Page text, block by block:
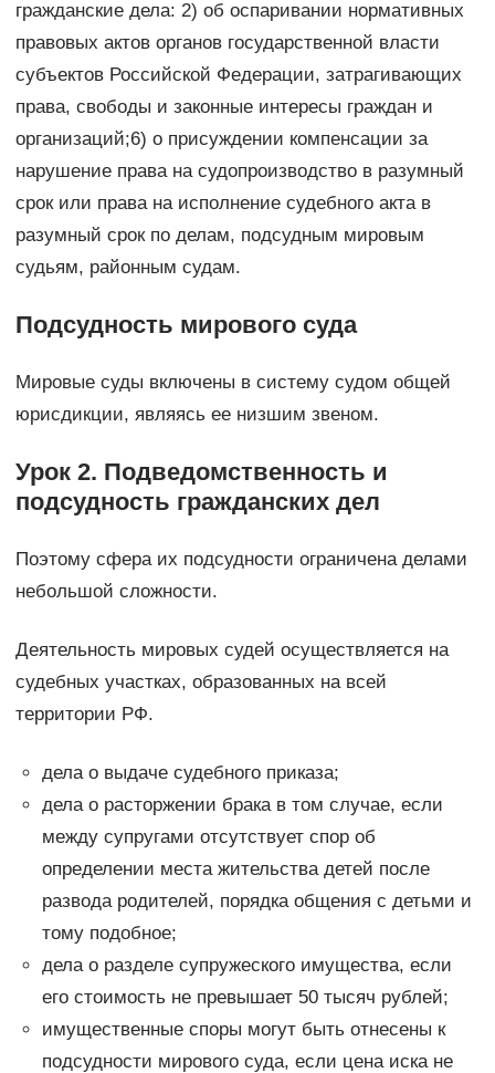
гражданские дела: 2) об оспаривании нормативных
правовых актов органов государственной власти
субъектов Российской Федерации, затрагивающих
права, свободы и законные интересы граждан и
организаций;6) о присуждении компенсации за
нарушение права на судопроизводство в разумный
срок или права на исполнение судебного акта в
разумный срок по делам, подсудным мировым
судьям, районным судам.
Подсудность мирового суда
Мировые суды включены в систему судом общей
юрисдикции, являясь ее низшим звеном.
Урок 2. Подведомственность и
подсудность гражданских дел
Поэтому сфера их подсудности ограничена делами
небольшой сложности.
Деятельность мировых судей осуществляется на
судебных участках, образованных на всей
территории РФ.
дела о выдаче судебного приказа;
дела о расторжении брака в том случае, если
между супругами отсутствует спор об
определении места жительства детей после
развода родителей, порядка общения с детьми и
тому подобное;
дела о разделе супружеского имущества, если
его стоимость не превышает 50 тысяч рублей;
имущественные споры могут быть отнесены к
подсудности мирового суда, если цена иска не